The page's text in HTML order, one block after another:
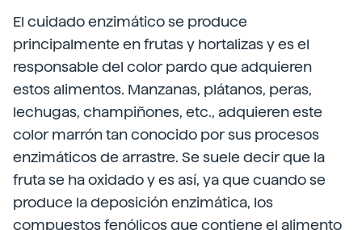
El cuidado enzimático se produce
principalmente en frutas y hortalizas y es el
responsable del color pardo que adquieren
estos alimentos. Manzanas, plátanos, peras,
lechugas, champiñones, etc., adquieren este
color marrón tan conocido por sus procesos
enzimáticos de arrastre. Se suele decir que la
fruta se ha oxidado y es así, ya que cuando se
produce la deposición enzimática, los
compuestos fenólicos que contiene el alimento